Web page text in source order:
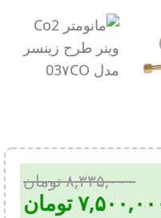
۸,۳۳۵,۰۰۰تومان
تومان